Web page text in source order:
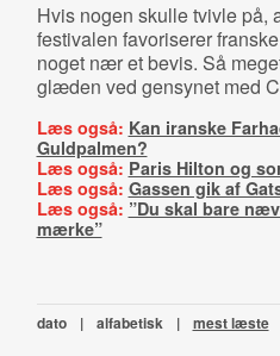
Hvis nogen skulle tvivle på,
festivalen favoriserer
noget nær et bevis. Så
glæden ved gensynet med
Læs også: Kan iranske
Guldpalmen?
Læs også: Paris Hilton og
Læs også: Gassen gik af
Læs også: ”Du skal bare
mærke”
dato | alfabetisk | mest læste